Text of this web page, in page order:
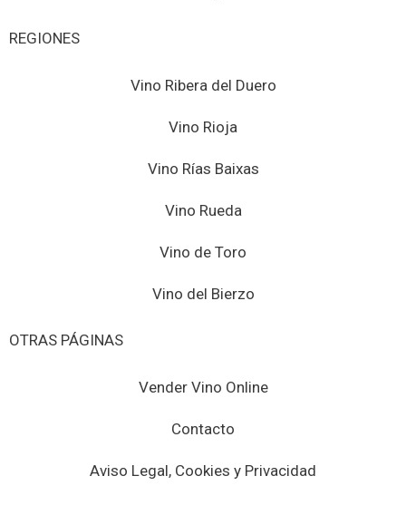
REGIONES
Vino Ribera del Duero
Vino Rioja
Vino Rías Baixas
Vino Rueda
Vino de Toro
Vino del Bierzo
OTRAS PÁGINAS
Vender Vino Online
Contacto
Aviso Legal, Cookies y Privacidad